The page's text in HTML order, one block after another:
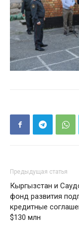
Предыдущая статья
Кыргызстан и
фонд развития
кредитные
$130 млн